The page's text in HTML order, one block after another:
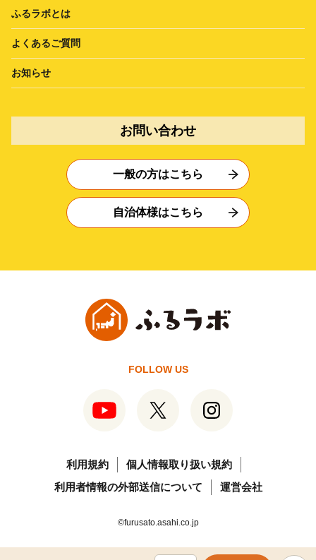
ふるラボとは
よくあるご質問
お知らせ
お問い合わせ
一般の方はこちら
自治体様はこちら
FOLLOW US
利用規約
個人情報取り扱い規約
利用者情報の外部送信について
運営会社
©furusato.asahi.co.jp